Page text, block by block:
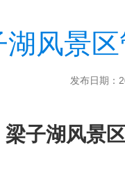
风景
发布日期
梁子湖风景